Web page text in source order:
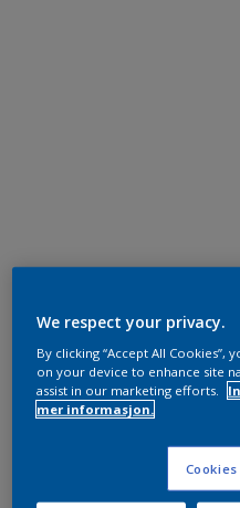
We respect your privacy.
By clicking “Accept All
on your device to enhance site
assist in our marketing efforts.
mer informasjon.